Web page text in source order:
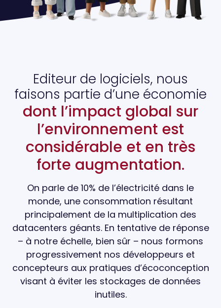
Editeur de logiciels, nous
faisons partie d’une économie
dont l’impact global sur
l’environnement est
considérable et en très
forte augmentation.
On parle de 10% de l’électricité dans le
monde, une consommation résultant
principalement de la multiplication des
datacenters géants. En tentative de réponse
– à notre échelle, bien sûr – nous formons
progressivement nos développeurs et
concepteurs aux pratiques d’écoconception
visant à éviter les stockages de données
inutiles.